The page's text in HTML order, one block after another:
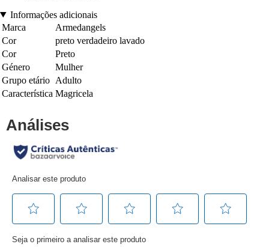
Informações adicionais
Marca
Armedangels
Cor
preto verdadeiro lavado
Cor
Preto
Género
Mulher
Grupo etário Adulto
Característica Magricela